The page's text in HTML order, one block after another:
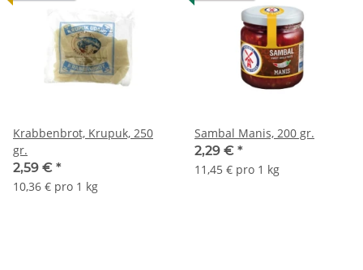
Krabbenbrot, Krupuk, 250
gr.
2,59 € *
10,36 € pro 1 kg
Sambal Manis, 200 gr.
2,29 € *
11,45 € pro 1 kg